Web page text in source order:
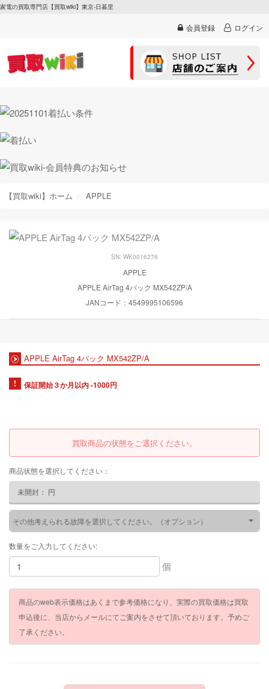
家電の買取専門店【買取wiki】東京-日暮里
会員登録 ログイン
【買取wiki】ホーム APPLE
SN: WK0016276
APPLE
APPLE AirTag 4パック MX542ZP/A
JANコード：4549995106596
APPLE AirTag 4パック MX542ZP/A
保証開始３か月以内 -1000円
買取商品の状態をご選択ください。
商品状態を選択してください：
未開封： 円
その他考えられる故障を選択してください。（オプション）
数量をご入力してください:
個
商品のweb表示価格はあくまで参考価格になり、実際の買取価格は買取
申込後に、当店からメールにてご案内をさせて頂いております。予めご
了承ください。